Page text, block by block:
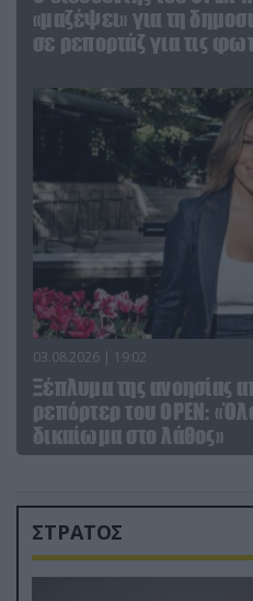
«μαζέψει» για τη
σε ρεπορτάζ για τις
03.08.2026 | 19:02
Ξέπλυμα της ανοησίας
ρεπόρτερ του ΟΡΕΝ:
δικαίωμα στο λάθος»
ΣΤΡΑΤΟΣ